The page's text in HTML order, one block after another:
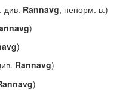
див. Rannavg, ненорм. в.)
)
)
Rannavg)
)